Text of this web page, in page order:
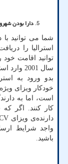
دارا بودن
شما می توانید
استرالیا را
سال
بدو ورود به
خودکار ویزای
است، اما به
دارنده‌ی ویزای
واجد شرایط
باشید.